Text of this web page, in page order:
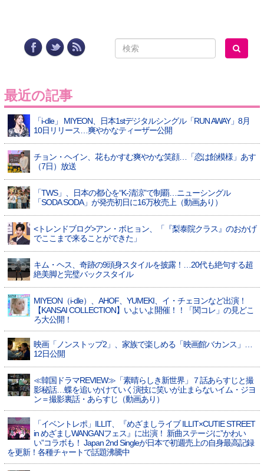
最近の記事
「i-dle」 MIYEON、日本1stデジタルシングル「RUN AWAY」8月
10日リリース…爽やかなティーザー公開
チョン・ヘイン、花もかすむ爽やかな笑顔…「恋は飴模様」あす
（7日）放送
「TWS」、日本の都心を“K-清涼”で制覇…ニューシングル
「SODA SODA」が発売初日に16万枚売上（動画あり）
<トレンドブログ>アン・ボヒョン、「『梨泰院クラス』のおかげ
でここまで来ることができた」
キム・ヘス、奇跡の9頭身スタイルを披露！…20代も絶句する超
絶美脚と完璧バックスタイル
MIYEON（i-dle）、​AHOF​、YUMEKI、イ・チェヨンなど出演！
【KANSAI COLLECTION】いよいよ開催！！「関コレ」の見どこ
ろ大公開！
映画「ノンストップ2」、家族で楽しめる「映画館バカンス」…
12日公開
≪韓国ドラマREVIEW≫「素晴らしき新世界」７話あらすじと撮
影秘話…蝶を追いかけていく演技に笑いが止まらないイム・ジヨ
ン＝撮影裏話・あらすじ（動画あり）
「イベントレポ」ILLIT、『めざましライブ ILLIT×CUTIE STREET
in めざましWANGANフェス』に出演！ 新曲ステージに”かわい
い”コラボも！ Japan 2nd Singleが日本で初週売上の自身最高記録
を更新！各種チャートで話題沸騰中